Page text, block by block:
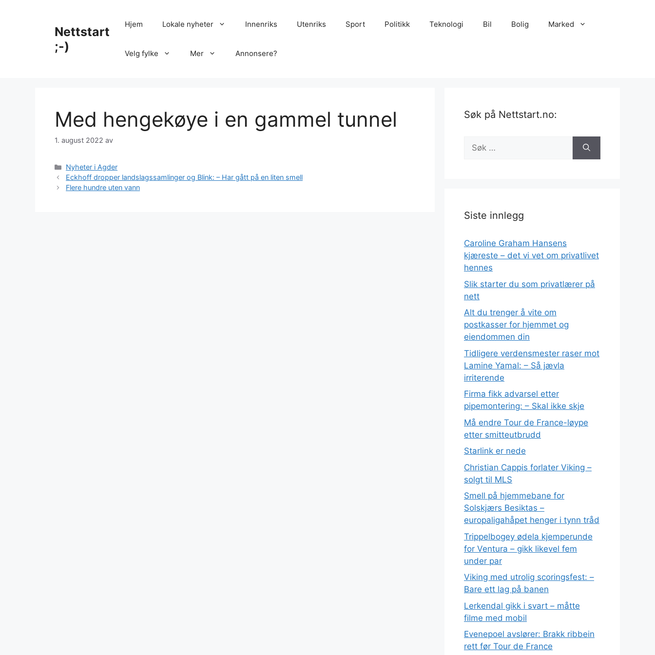
Nettstart
;-)
Hjem Lokale nyheter Innenriks Utenriks Sport Politikk Teknologi Bil Bolig Marked
Velg fylke Mer Annonsere?
Med hengekøye i en gammel tunnel
1. august 2022 av
Kategorier
Nyheter i Agder
Eckhoff dropper landslagssamlinger og Blink: – Har gått på en liten smell
Flere hundre uten vann
Søk på Nettstart.no:
Søk
etter:
Siste innlegg
Caroline Graham Hansens
kjæreste – det vi vet om privatlivet
hennes
Slik starter du som privatlærer på
nett
Alt du trenger å vite om
postkasser for hjemmet og
eiendommen din
Tidligere verdensmester raser mot
Lamine Yamal: – Så jævla
irriterende
Firma fikk advarsel etter
pipemontering: – Skal ikke skje
Må endre Tour de France-løype
etter smitteutbrudd
Starlink er nede
Christian Cappis forlater Viking –
solgt til MLS
Smell på hjemmebane for
Solskjærs Besiktas –
europaligahåpet henger i tynn tråd
Trippelbogey ødela kjemperunde
for Ventura – gikk likevel fem
under par
Viking med utrolig scoringsfest: –
Bare ett lag på banen
Lerkendal gikk i svart – måtte
filme med mobil
Evenepoel avslører: Brakk ribbein
rett før Tour de France